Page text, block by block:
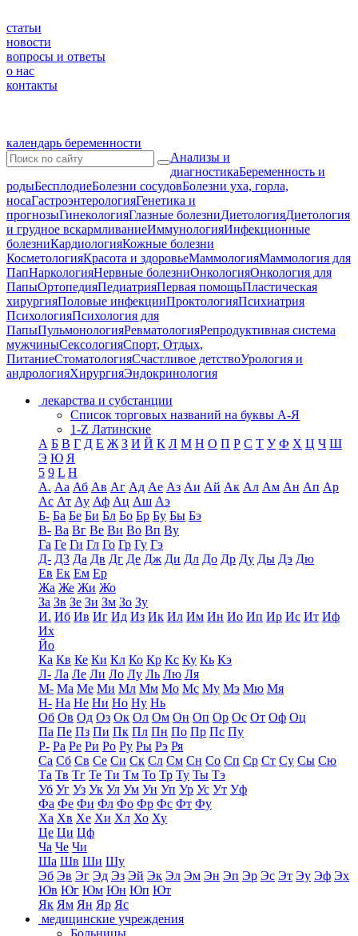
статьи
новости
вопросы и ответы
о нас
контакты
календарь беременности
Анализы и
диагностикаБеременность и
родыБесплодиеБолезни сосудовБолезни уха, горла,
носаГастроэнтерологияГенетика и
прогнозыГинекологияГлазные болезниДиетологияДиетология
и грудное вскармливаниеИммунологияИнфекционные
болезниКардиологияКожные болезни
КосметологияКрасота и здоровьеМаммологияМаммология для
ПапНаркологияНервные болезниОнкологияОнкология для
ПапыОртопедияПедиатрияПервая помощьПластическая
хирургияПоловые инфекцииПроктологияПсихиатрия
ПсихологияПсихология для
ПапыПульмонологияРевматологияРепродуктивная система
мужчиныСексологияСпорт, Отдых,
ПитаниеСтоматологияСчастливое детствоУрология и
андрологияХирургияЭндокринология
лекарства и субстанции
Список торговых названий на буквы А-Я
1-Z Латинские
А Б В Г Д Е Ж З И Й К Л М Н О П Р С Т У Ф Х Ц Ч Ш
Э Ю Я
5 9 L H
А. Аа Аб Ав Аг Ад Ае Аз Аи Ай Ак Ал Ам Ан Ап Ар
Ас Ат Ау Аф Ац Аш Аэ
Б- Ба Бе Би Бл Бо Бр Бу Бы Бэ
В- Ва Вг Ве Ви Во Вп Ву
Га Ге Ги Гл Го Гр Гу Гэ
Д- Д3 Да Дв Дг Де Дж Ди Дл До Др Ду Ды Дэ Дю
Ев Ек Ем Ер
Жа Же Жи Жо
За Зв Зе Зи Зм Зо Зу
И. Иб Ив Иг Ид Из Ик Ил Им Ин Ио Ип Ир Ис Ит Иф
Их
Йо
Ка Кв Ке Ки Кл Ко Кр Кс Ку Кь Кэ
Л- Ла Ле Ли Ло Лу Ль Лю Ля
М- Ма Ме Ми Мл Мм Мо Мс Му Мэ Мю Мя
Н- На Не Ни Но Ну Нь
Об Ов Од Оз Ок Ол Ом Он Оп Ор Ос От Оф Оц
Па Пе Пз Пи Пк Пл Пн По Пр Пс Пу
Р- Ра Ре Ри Ро Ру Ры Рэ Ря
Са Сб Св Се Си Ск Сл См Сн Со Сп Ср Ст Су Сы Сю
Та Тв Тг Те Ти Тм То Тр Ту Ты Тэ
Уб Уг Уз Ук Ул Ум Ун Уп Ур Ус Ут Уф
Фа Фе Фи Фл Фо Фр Фс Фт Фу
Ха Хв Хе Хи Хл Хо Ху
Це Ци Цф
Ча Че Чи
Ша Шв Ши Шу
Эб Эв Эг Эд Эз Эй Эк Эл Эм Эн Эп Эр Эс Эт Эу Эф Эх
Юв Юг Юм Юн Юп Ют
Як Ям Ян Яр Яс
медицинские учреждения
Больницы